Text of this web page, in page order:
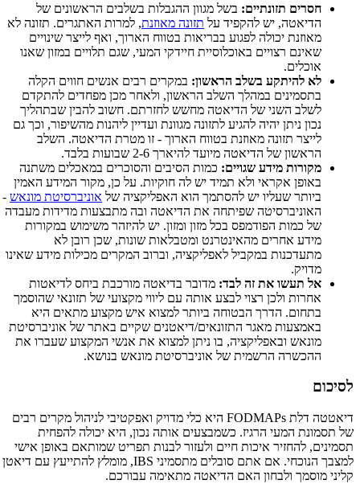
חסרים תזונתיים: בשל מגוון ההגבלות בשלבים הראשונים של
הדיאטה, יש להקפיד על תזונה מאוזנת, למרות האתגרים. תזונה לא
מאוזנת יכולה לפגוע בבריאות בטווח הארוך, ואף לייצר שינויים
שאינם רצויים באוכלוסיית חיידקי המעי, שגם תלויים במזון שאנו
אוכלים.
לא להיתקע בשלב הראשון: במקרים רבים אנשים חווים הקלה
בתסמינים במהלך השלב הראשון, ולאחר מכן מפחדים להתקדם
לשלב השני של הדיאטה מחשש לחזרתם. חשוב להבין שבתהליך
נכון ניתן יהיה להגיע לתזונה מגוונת ועדיין ליהנות מהשיפור, וכך גם
לייצר תזונה מאוזנת בטווח הארוך - זו מטרת הדיאטה. השלב
הראשון של הדיאטה מיועד להיארך 2-6 שבועות בלבד.
מקורות מידע שגויים: כמות הסיבים והסוכרים במאכלים משתנה
באופן אקראי ולא תמיד יש לה חוקיות. על כן, מקור המידע האמין
ביותר שעליו יש להסתמך הוא האפליקציה של אוניברסיטת מונאש -
האוניברסיטה שפיתחה את הדיאטה ובה מתבצעות מדידות מעבדה
של כמות הפודמפס בכל מזון ומזון. יש להיזהר משימוש במקורות
מידע אחרים מהאינטרנט ומטבלאות שונות, שכן רובן לא
מתעדכנות במקביל לאפליקציה, וברוב המקרים מכילות מידע שאינו
מדויק.
אל תעשו את זה לבד: מדובר בדיאטה מורכבת ביחס לדיאטות
אחרות ולכן רצוי לבצע אותה עם ליווי מקצועי של תזונאי שהוסמך
בתחום. הדרך הבטוחה ביותר למצוא איש מקצוע מתאים היא
באמצעות מאגר התזונאים/דיאטנים שקיים באתר של אוניברסיטת
מונאש ובאפליקציה, בו ניתן למצוא את אנשי המקצוע שעברו את
ההכשרה הרשמית של אוניברסיטת מונאש בנושא.
לסיכום
דיאטטה דלת FODMAPs היא כלי מדויק ואפקטיבי לניהול מקרים רבים
של תסמונת המעי הרגיז. כשמבצעים אותה נכון, היא יכולה להפחית
תסמינים, להחזיר איכות חיים ולעזור לבנות תפריט שמותאם באופן אישי
למצבך הנוכחי. אם אתם סובלים מתסמיני IBS, מומלץ להתייעץ עם דיאטן
קליני מוסמך ולבחון האם הדיאטה מתאימה עבורכם.